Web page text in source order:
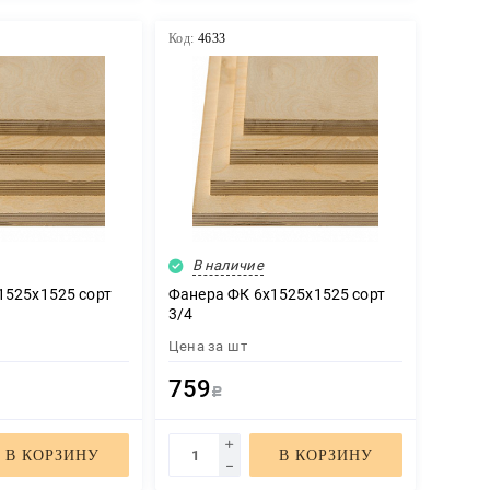
сорт
В КОРЗИНУ
Код: 4633
В наличие
Фанера ФК 6х1525х1525 сорт
3/4
Цена за шт
759 Р
В КОРЗИНУ